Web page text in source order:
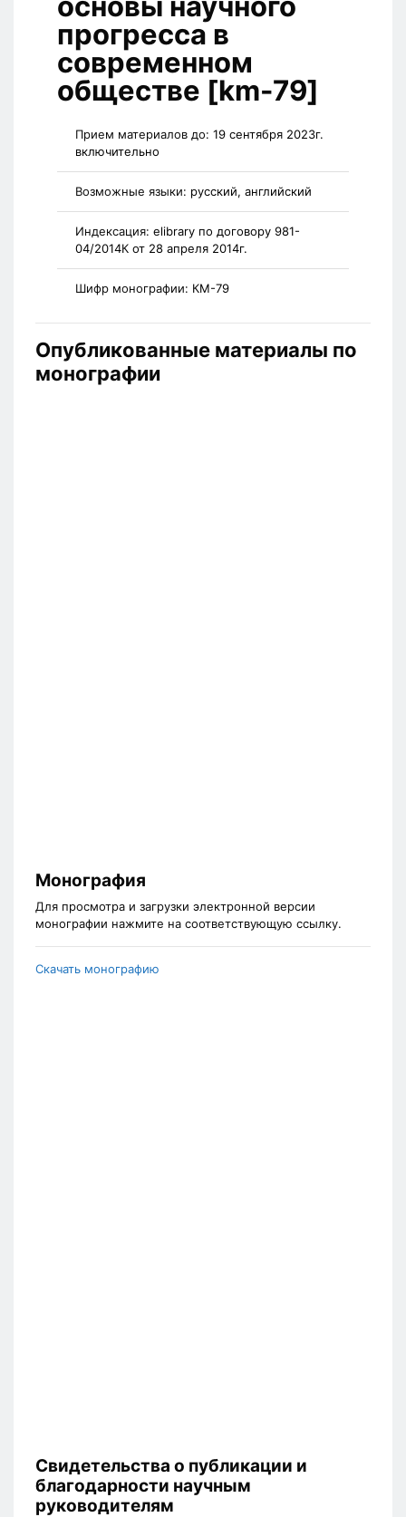
прогресса в
современном
обществе [km-79]
Прием материалов до: 19 сентября 2023г.
включительно
Возможные языки: русский, английский
Индексация: elibrary по договору 981-
04/2014К от 28 апреля 2014г.
Шифр монографии: КМ-79
Опубликованные материалы по
монографии
Монография
Для просмотра и загрузки электронной версии
монографии нажмите на соответствующую ссылку.
Скачать монографию
Свидетельства о публикации и
благодарности научным
руководителям